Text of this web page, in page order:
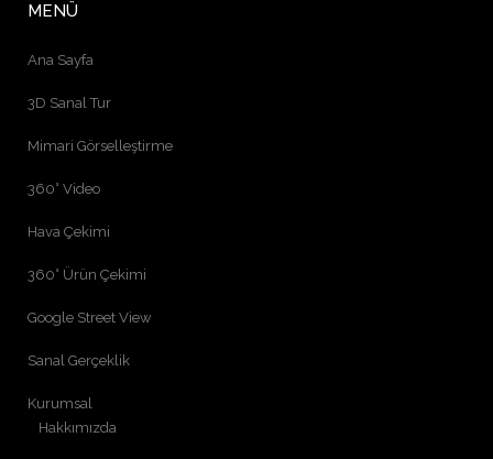
MENÜ
Ana Sayfa
3D Sanal Tur
Mimari Görselleştirme
360° Video
Hava Çekimi
360° Ürün Çekimi
Google Street View
Sanal Gerçeklik
Kurumsal
Hakkımızda